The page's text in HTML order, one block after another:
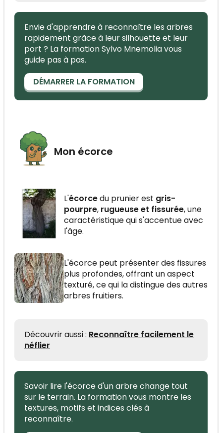
Envie d'apprendre à reconnaître les arbres
rapidement grâce à leur silhouette et leur
port ? La formation Sylvo Mnemolia vous
guide pas à pas.
DÉMARRER LA FORMATION
Mon écorce
L'écorcedu prunier est gris-
pourpre, rugueuse et fissurée, une
caractéristique qui s'accentue avec
l'âge.
L'écorce peut présenter des fissures
plus profondes, offrant un aspect
texturé, ce qui la distingue des autres
arbres fruitiers.
Découvrir aussi : Reconnaître facilement le
néflier
Savoir lire l'écorce d'un arbre change tout
sur le terrain. La formation vous montre les
textures, motifs et indices clés à
reconnaître.